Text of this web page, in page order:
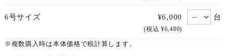
6号サイズ ¥6,000
(税込 ¥6,480)
台
※複数購入時は本体価格で税計算します。